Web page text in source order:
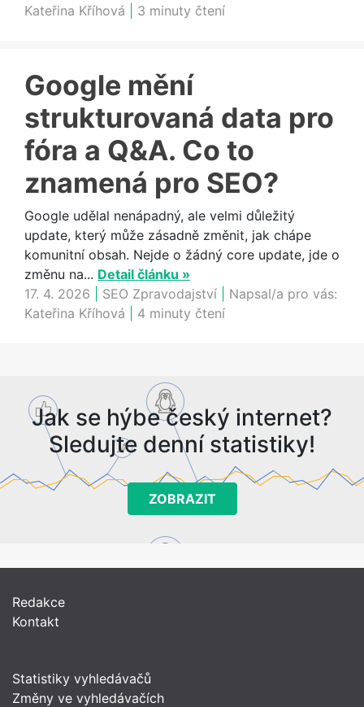
Kateřina Kříhová
3 minuty čtení
Google mění
strukturovaná data pro
fóra a Q&A. Co to
znamená pro SEO?
Google udělal nenápadný, ale velmi důležitý
update, který může zásadně změnit, jak chápe
komunitní obsah. Nejde o žádný core update, jde o
změnu na... Detail článku »
17. 4. 2026
SEO Zpravodajství
Napsal/a pro vás:
Kateřina Kříhová
4 minuty čtení
Jak se hýbe český internet?
Sledujte denní statistiky!
ZOBRAZIT
Redakce
Kontakt
Statistiky vyhledávačů
Změny ve vyhledávačích